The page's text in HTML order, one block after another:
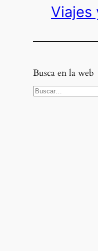
Viajes
Busca en la web
B